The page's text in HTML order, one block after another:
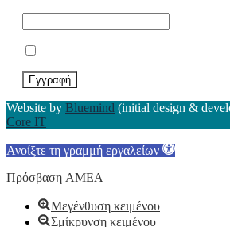
Website by Bluemind (initial design &
Core IT
Ανοίξτε τη γραμμή εργαλείων
Πρόσβαση ΑΜΕΑ
Μεγένθυση κειμένου
Σμίκρυνση κειμένου